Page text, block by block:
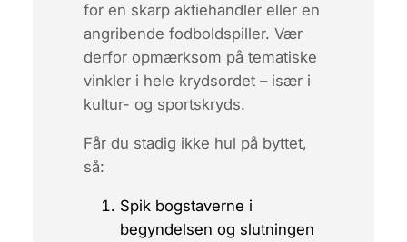
for en skarp aktiehandler eller en
angribende fodboldspiller. Vær
derfor opmærksom på tematiske
vinkler i hele krydsordet – især i
kultur- og sportskryds.
Får du stadig ikke hul på byttet,
så:
Spik bogstaverne i
begyndelsen og slutningen